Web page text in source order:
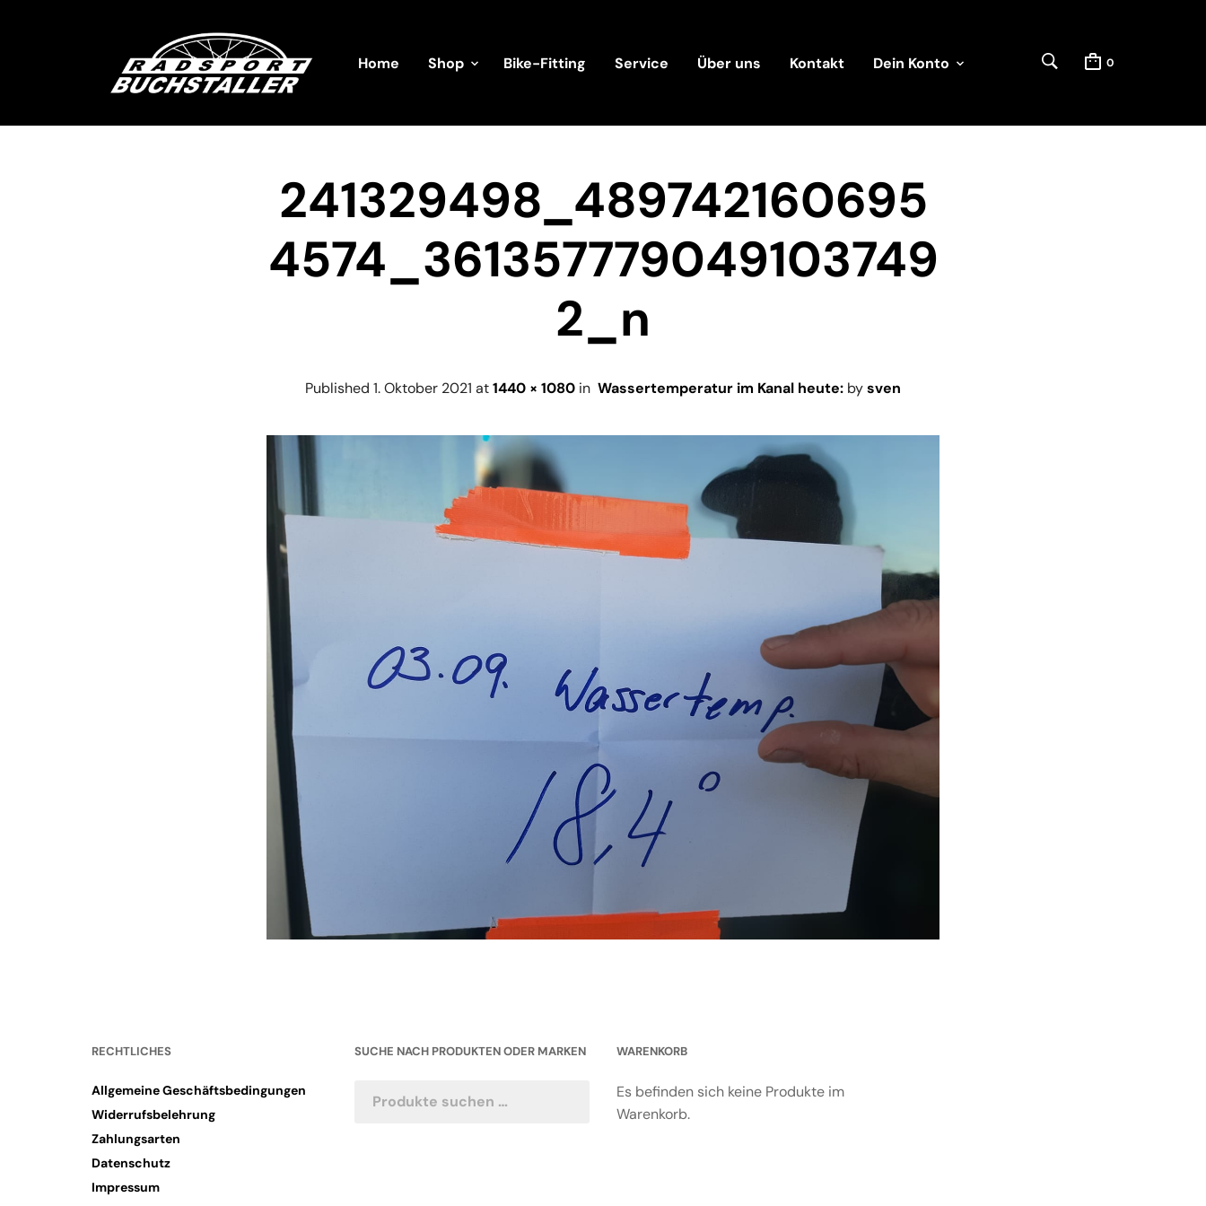
Home Shop Bike-Fitting Service Über uns Kontakt Dein Konto 0
241329498_489742160695
4574_361357779049103749
2_n
Published 1. Oktober 2021 at1440 × 1080 in Wassertemperatur im Kanal heute: bysven
RECHTLICHES
Allgemeine Geschäftsbedingungen
Widerrufsbelehrung
Zahlungsarten
Datenschutz
Impressum
SUCHE NACH PRODUKTEN ODER MARKEN WARENKORB
Es befinden sich keine Produkte im
Warenkorb.